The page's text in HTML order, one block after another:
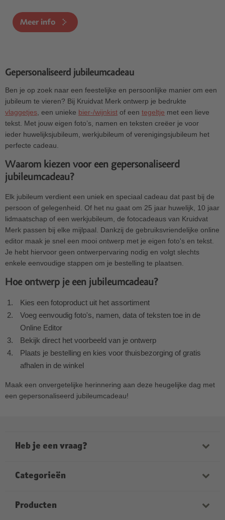
Meer info
Gepersonaliseerd jubileumcadeau
Ben je op zoek naar een feestelijke en persoonlijke manier om een
jubileum te vieren? Bij Kruidvat Merk ontwerp je bedrukte
vlaggetjes , een unieke bier-/wijnkist of een tegeltje met een lieve
tekst. Met jouw eigen foto’s, namen en teksten creëer je voor
ieder huwelijksjubileum, werkjubileum of verenigingsjubileum het
perfecte cadeau.
Waarom kiezen voor een gepersonaliseerd
jubileumcadeau?
Elk jubileum verdient een uniek en speciaal cadeau dat past bij de
persoon of gelegenheid. Of het nu gaat om 25 jaar huwelijk, 10 jaar
lidmaatschap of een werkjubileum, de fotocadeaus van Kruidvat
Merk passen bij elke mijlpaal. Dankzij de gebruiksvriendelijke online
editor maak je snel een mooi ontwerp met je eigen foto's en tekst.
Je hebt hiervoor geen ontwerpervaring nodig en volgt slechts
enkele eenvoudige stappen om je bestelling te plaatsen.
Hoe ontwerp je een jubileumcadeau?
Kies een fotoproduct uit het assortiment
Voeg eenvoudig foto's, namen, data of teksten toe in de
Online Editor
Bekijk direct het voorbeeld van je ontwerp
Plaats je bestelling en kies voor thuisbezorging of gratis
afhalen in de winkel
Maak een onvergetelijke herinnering aan deze heugelijke dag met
een gepersonaliseerd jubileumcadeau!
Heb je een vraag?
openingstijden zijn:
zondag van 12:00 tot 18:00
Categorieën
Fotoboeken
Producten